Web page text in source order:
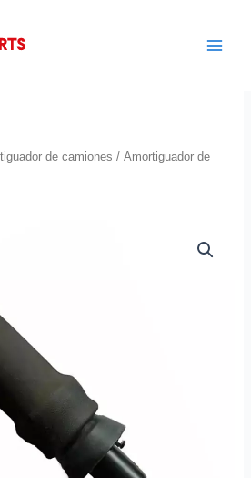
de camiones / Amortiguador de